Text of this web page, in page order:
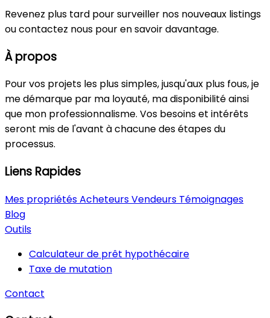
Revenez plus tard pour surveiller nos nouveaux listings
ou contactez nous pour en savoir davantage.
À propos
Pour vos projets les plus simples, jusqu'aux plus fous, je
me démarque par ma loyauté, ma disponibilité ainsi
que mon professionnalisme. Vos besoins et intérêts
seront mis de l'avant à chacune des étapes du
processus.
Liens Rapides
Mes propriétésAcheteursVendeurs Témoignages
Blog
Outils
Calculateur de prêt hypothécaire
Taxe de mutation
Contact